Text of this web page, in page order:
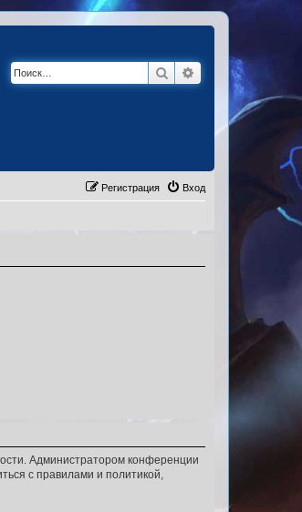
Поиск Расширенный
Вход
Регистрация
Администратором конференции
с правилами и политикой,